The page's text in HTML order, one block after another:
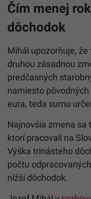
Čím menej
dôchodok
Mihál upozorňuje,
druhou zásadnou
predčasných
namiesto
eura, teda sumu
Najnovšia zmena sa
ktorí pracovali na
Výška trinásteho
počtu
nižší dôchodok.